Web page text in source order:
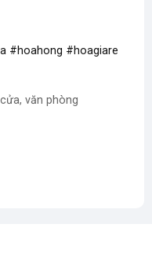
#hoahong #hoagiare
văn phòng